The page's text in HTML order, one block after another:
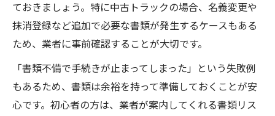
ておきましょう。特に中古トラックの場合、名義変更や
抹消登録など追加で必要な書類が発生するケースもある
ため、業者に事前確認することが大切です。
「書類不備で手続きが止まってしまった」という失敗例
もあるため、書類は余裕を持って準備しておくことが安
心です。初心者の方は、業者が案内してくれる書類リス